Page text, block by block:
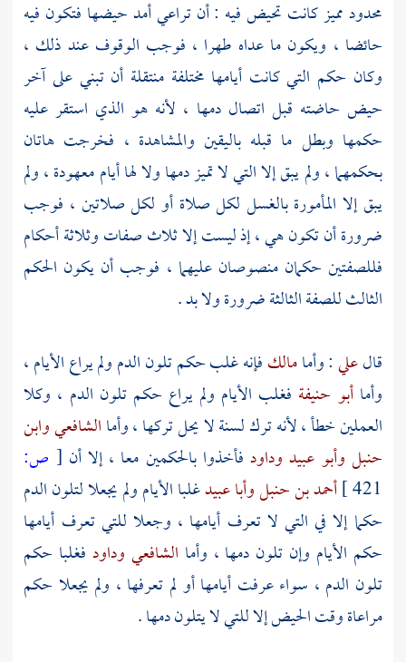
محدود مميز كانت تحيض فيه : أن تراعي أمد حيضها فتكون فيه
حائضا ، ويكون ما عداه طهرا ، فوجب الوقوف عند ذلك ،
وكان حكم التي كانت أيامها مختلفة منتقلة أن تبني على آخر
حيض حاضته قبل اتصال دمها ، لأنه هو الذي استقر عليه
حكمها وبطل ما قبله باليقين والمشاهدة ، فخرجت هاتان
بحكمهما ، ولم يبق إلا التي لا تميز دمها ولا لها أيام معهودة ، ولم
يبق إلا المأمورة بالغسل لكل صلاة أو لكل صلاتين ، فوجب
ضرورة أن تكون هي ، إذ ليست إلا ثلاث صفات وثلاثة أحكام
فللصفتين حكمان منصوصان عليهما ، فوجب أن يكون الحكم
الثالث للصفة الثالثة ضرورة ولا بد .
قالعلي: وأمامالكفإنه غلب حكم تلون الدم ولم يراع الأيام ،
وأماأبو حنيفة فغلب الأيام ولم يراع حكم تلون الدم ، وكلا
العملين خطأ ، لأنه ترك لسنة لا يحل تركها ، وأماالشافعيوابن
حنبل وأبو عبيد وداود فأخذوا بالحكمين معا ، إلا أن [ ص:
421 ] أحمد بن حنبلوأبا عبيدغلبا الأيام ولم يجعلا لتلون الدم
حكما إلا في التي لا تعرف أيامها ، وجعلا للتي تعرف أيامها
حكم الأيام وإن تلون دمها ، وأما الشافعي وداود فغلبا حكم
تلون الدم ، سواء عرفت أيامها أو لم تعرفها ، ولم يجعلا حكم
مراعاة وقت الحيض إلا للتي لا يتلون دمها .